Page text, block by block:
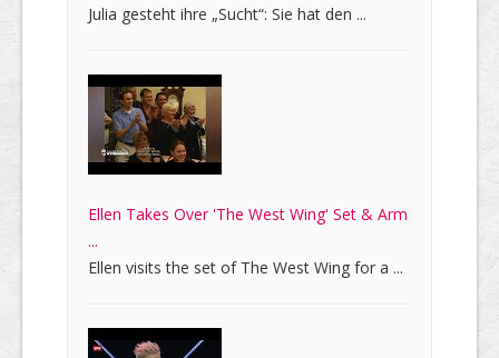
Julia gesteht ihre „Sucht“: Sie hat den ...
Ellen Takes Over 'The West Wing' Set & Arm
...
Ellen visits the set of The West Wing for a ...